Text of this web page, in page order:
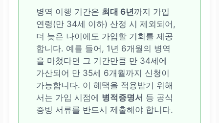
병역 이행 기간은 최대 6년까지 가입
연령(만 34세 이하) 산정 시 제외되어,
더 늦은 나이에도 가입할 기회를 제공
합니다. 예를 들어, 1년 6개월의 병역
을 마쳤다면 그 기간만큼 만 34세에
가산되어 만 35세 6개월까지 신청이
가능합니다. 이 혜택을 적용받기 위해
서는 가입 시점에 병적증명서 등 공식
증빙 서류를 반드시 제출해야 합니다.